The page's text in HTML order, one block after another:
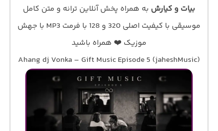
بیات و کیارش به همراه پخش آنلاین ترانه و متن کامل
موسیقی با کیفیت اصلی 320 و 128 با فرمت MP3 با جهش
موزیک ❤️ همراه باشید
Ahang dj Vonka – Gift Music Episode 5 (jaheshMusic)